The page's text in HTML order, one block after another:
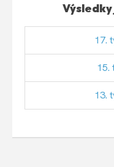
17.
15.
13.